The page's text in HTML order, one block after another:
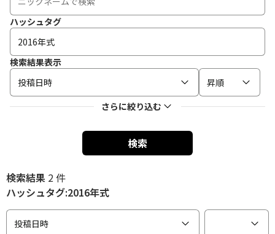
ハッシュタグ
検索結果表示
投稿日時
昇順
さらに絞り込む
検索
検索結果 2 件
ハッシュタグ:2016年式
投稿日時